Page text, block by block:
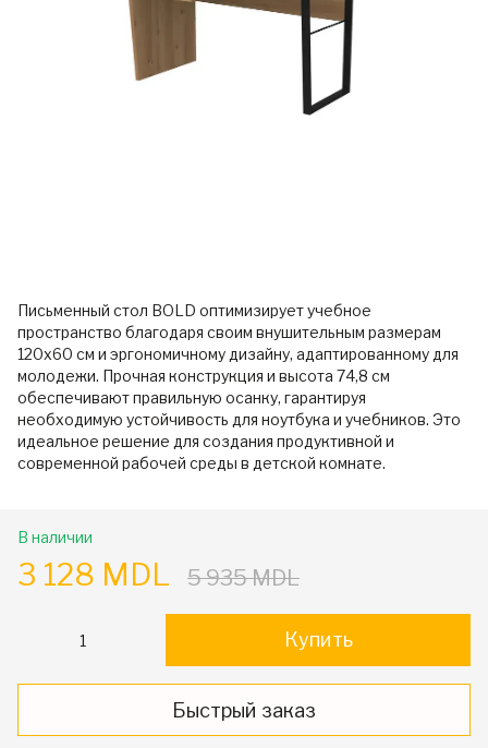
Письменный стол BOLD оптимизирует учебное
пространство благодаря своим внушительным размерам
120x60 см и эргономичному дизайну, адаптированному для
молодежи. Прочная конструкция и высота 74,8 см
обеспечивают правильную осанку, гарантируя
необходимую устойчивость для ноутбука и учебников. Это
идеальное решение для создания продуктивной и
современной рабочей среды в детской комнате.
В наличии
3 128 MDL 5 935 MDL
Купить
Быстрый заказ